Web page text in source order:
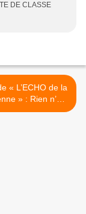
DE CLASSE
« L’ECHO de la
» : Rien n’est
écrit >